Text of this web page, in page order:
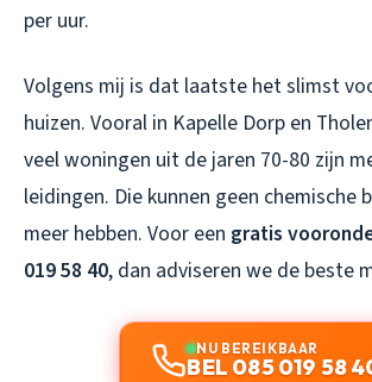
per uur.
Volgens mij is dat laatste het slimst
huizen. Vooral in Kapelle Dorp en
veel woningen uit de jaren 70-80 zijn
leidingen. Die kunnen geen chemische
meer hebben. Voor een gratis
019 58 40, dan adviseren we de beste
NU BEREIKBAAR
BEL 085 019 58